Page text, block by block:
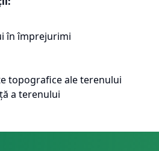
în împrejurimi
topografice ale terenului
a terenului